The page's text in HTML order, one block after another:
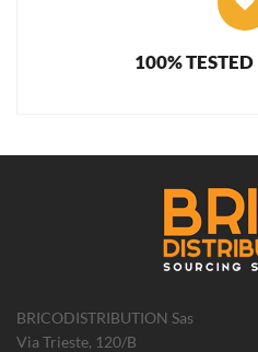
100%
BRICODISTRIBUTION Sas
Via Trieste, 120/B